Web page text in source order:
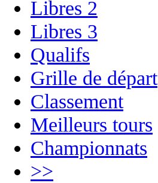
Libres 2
Libres 3
Qualifs
Grille de départ
Classement
Meilleurs tours
Championnats
>>